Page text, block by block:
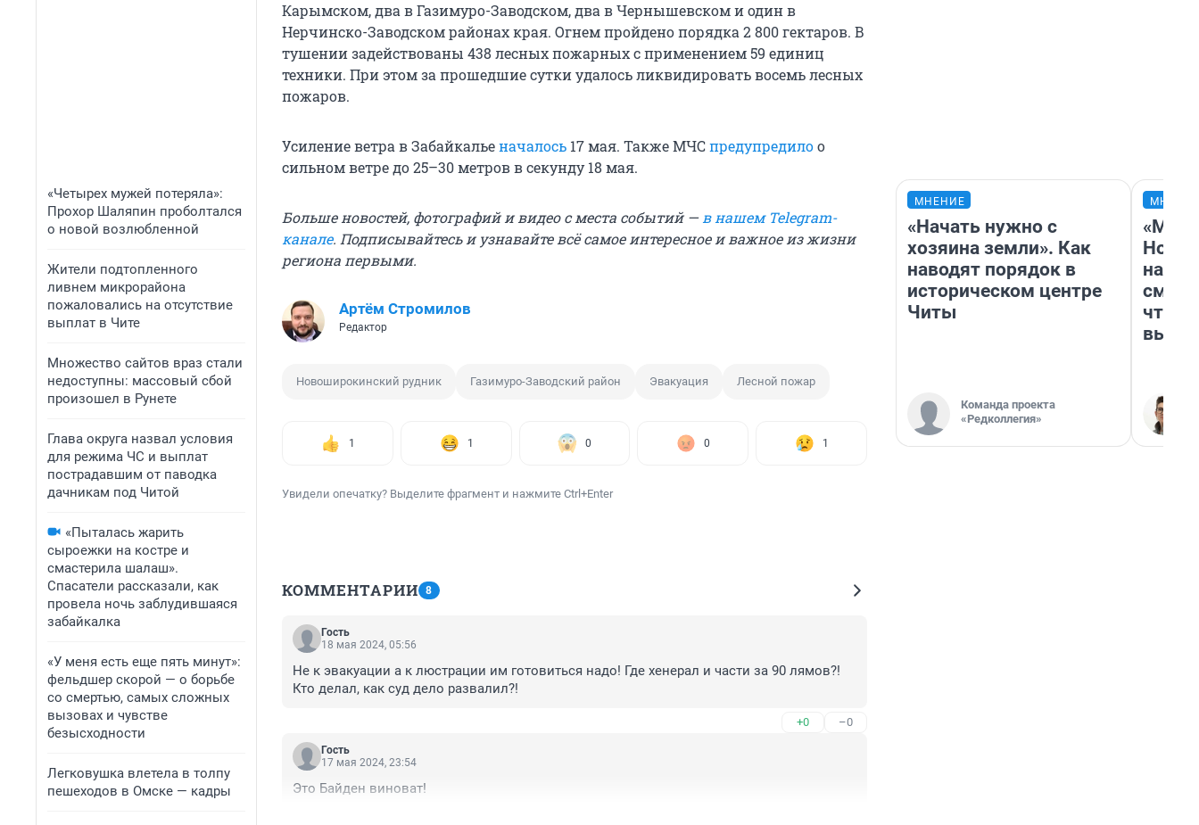
«Четырех мужей потеряла»:
Прохор Шаляпин проболтался
о новой возлюбленной
Жители подтопленного
ливнем микрорайона
пожаловались на отсутствие
выплат в Чите
Множество сайтов враз стали
недоступны: массовый сбой
произошел в Рунете
Глава округа назвал условия
для режима ЧС и выплат
пострадавшим от паводка
дачникам под Читой
«Пыталась жарить
сыроежки на костре и
смастерила шалаш».
Спасатели рассказали, как
провела ночь заблудившаяся
забайкалка
«У меня есть еще пять минут»:
фельдшер скорой — о борьбе
со смертью, самых сложных
вызовах и чувстве
безысходности
Легковушка влетела в толпу
пешеходов в Омске — кадры
Карымском, два в Газимуро-Заводском, два в Чернышевском и один в
Нерчинско-Заводском районах края. Огнем пройдено порядка 2 800 гектаров. В
тушении задействованы 438 лесных пожарных с применением 59 единиц
техники. При этом за прошедшие сутки удалось ликвидировать восемь лесных
пожаров.
Усиление ветра в Забайкальеначалось 17 мая. Также МЧСпредупредилоо
сильном ветре до 25–30 метров в секунду 18 мая.
Больше новостей, фотографий и видео с места событий — в нашем Telegram-
канале. Подписывайтесь и узнавайте всё самое интересное и важное из жизни
региона первыми.
Артём Стромилов
Редактор
Новоширокинский рудник Газимуро-Заводский район Эвакуация Лесной пожар
1 1 0 0 1
Увидели опечатку? Выделите фрагмент и нажмите Ctrl+Enter
КОММЕНТАРИИ 8
Гость
18 мая 2024, 05:56
Не к эвакуации а к люстрации им готовиться надо! Где хенерал и части за 90 лямов?!
Кто делал, как суд дело развалил?!
+0 –0
Гость
17 мая 2024, 23:54
Это Байден виноват!
МНЕНИЕ
«Начать нужно с
хозяина земли». Как
наводят порядок в
историческом центре
Читы
Команда проекта
«Редколлегия»
«Мы